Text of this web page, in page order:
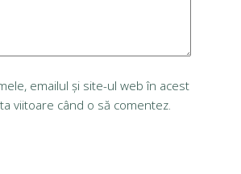
emailul și site-ul web în acest
viitoare când o să comentez.